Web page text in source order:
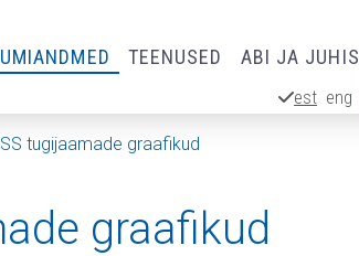
TEENUSED ABI JA
est eng
tugijaamade graafikud
graafikud